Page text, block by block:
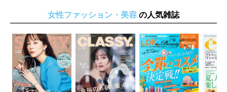
女性ファッション・美容 の人気雑誌